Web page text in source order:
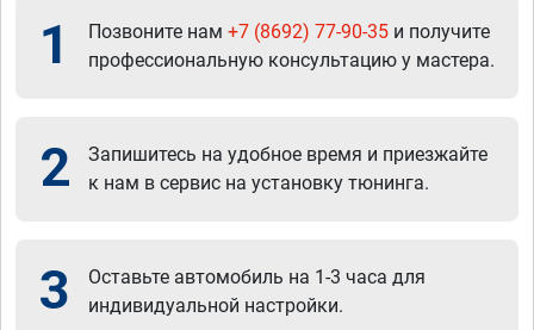
1 Позвоните нам +7 (8692) 77-90-35 и получите
профессиональную консультацию у мастера.
2
Запишитесь на удобное время и приезжайте
к нам в сервис на установку тюнинга.
3
Оставьте автомобиль на 1-3 часа для
индивидуальной настройки.